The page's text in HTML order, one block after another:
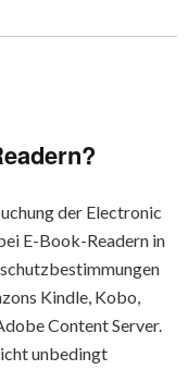
der Electronic
E-Book-Readern in
Kindle, Kobo,
Content Server.
unbedingt